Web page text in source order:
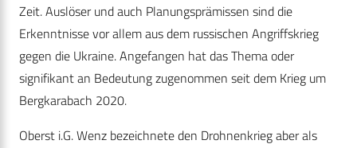
Zeit. Auslöser und auch Planungsprämissen sind die
Erkenntnisse vor allem aus dem russischen Angriffskrieg
gegen die Ukraine. Angefangen hat das Thema oder
signifikant an Bedeutung zugenommen seit dem Krieg um
Bergkarabach 2020.
Oberst i.G. Wenz bezeichnete den Drohnenkrieg aber als